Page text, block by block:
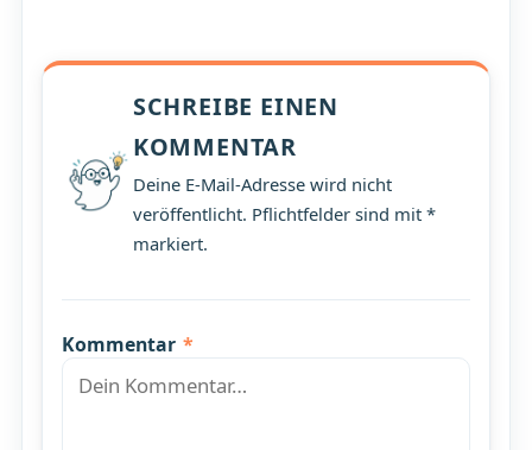
SCHREIBE EINEN
KOMMENTAR
Deine E-Mail-Adresse wird nicht
veröffentlicht. Pflichtfelder sind mit *
markiert.
Kommentar *